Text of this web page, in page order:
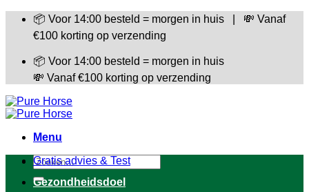
inhoud
📦 Voor 14:00 besteld = morgen in huis | 💸 Vanaf
€100 korting op verzending
📦 Voor 14:00 besteld = morgen in huis
💸 Vanaf €100 korting op verzending
Menu
Zoeken
naar:
Gratis advies & Test
Gezondheidsdoel